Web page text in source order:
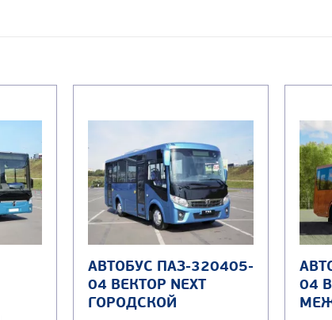
АВТОБУС ПАЗ-320405-
04 ВЕКТОР NEXT
ГОРОДСКОЙ
04